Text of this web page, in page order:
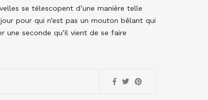
se télescopent d’une manière telle
pour qui n’est pas un mouton bêlant qui
une seconde qu’il vient de se faire